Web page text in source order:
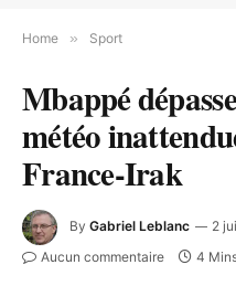
Home » Sport
Mbappé
météo
France-Irak
By Gabriel Leblanc 2
Aucun commentaire 4